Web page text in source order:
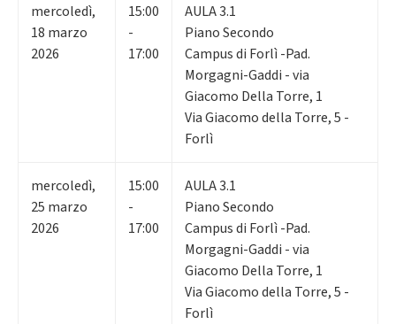
mercoledì,
18 marzo
2026
15:00
-
17:00
AULA 3.1
Piano Secondo
Campus di Forlì -Pad.
Morgagni-Gaddi - via
Giacomo Della Torre, 1
Via Giacomo della Torre, 5 -
Forlì
mercoledì,
25 marzo
2026
15:00
-
17:00
AULA 3.1
Piano Secondo
Campus di Forlì -Pad.
Morgagni-Gaddi - via
Giacomo Della Torre, 1
Via Giacomo della Torre, 5 -
Forlì